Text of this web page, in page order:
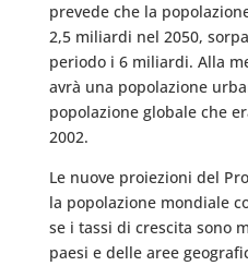
prevede che la
2,5 miliardi nel 2050,
periodo i 6 miliardi. Alla
avrà una popolazione
popolazione globale che
2002.
Le nuove proiezioni del
la popolazione mondiale
se i tassi di crescita sono
paesi e delle aree